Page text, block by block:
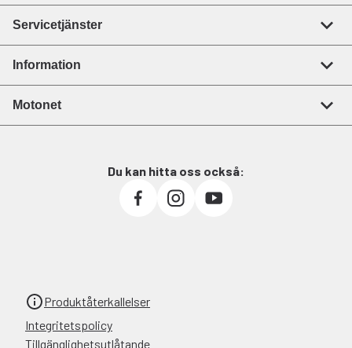
Servicetjänster
Information
Motonet
Du kan hitta oss också:
Produktåterkallelser
Integritetspolicy
Tillgänglighetsutlåtande